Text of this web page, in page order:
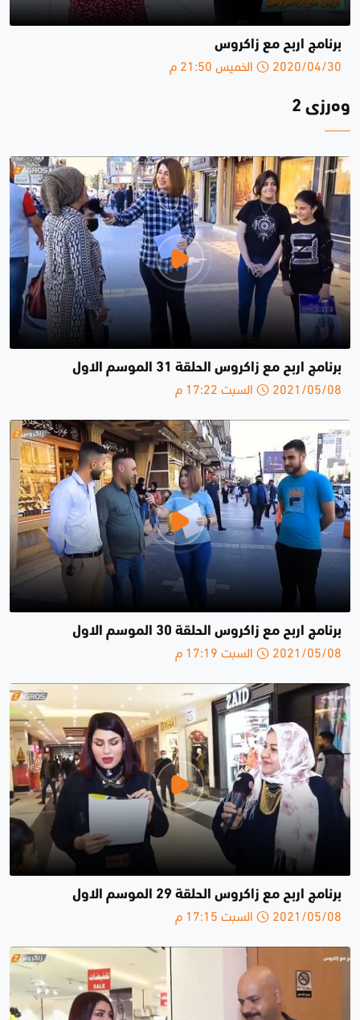
برنامج اربح مع زاكروس
2020/04/30 الخميس 21:50 م
وەرزی 2
برنامج اربح مع زاكروس الحلقة 31 الموسم الاول
2021/05/08 السبت 17:22 م
برنامج اربح مع زاكروس الحلقة 30 الموسم الاول
2021/05/08 السبت 17:19 م
برنامج اربح مع زاكروس الحلقة 29 الموسم الاول
2021/05/08 السبت 17:15 م